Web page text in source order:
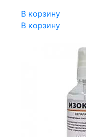
В корзину
В корзину